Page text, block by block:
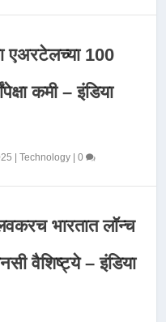
एअरटेलच्या 100
कमी – इंडिया
|Technology |0
भारतात लॉन्च
वैशिष्ट्ये – इंडिया